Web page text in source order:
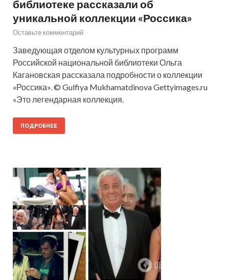
библиотеке рассказали об
уникальной коллекции «Россика»
Оставьте комментарий
Заведующая отделом культурных программ
Российской национальной библиотеки Ольга
Кагановская рассказала подробности о коллекции
«Россика». © Gulfiya Mukhamatdinova Gettyimages.ru
«Это легендарная коллекция.
ПОДРОБНЕЕ